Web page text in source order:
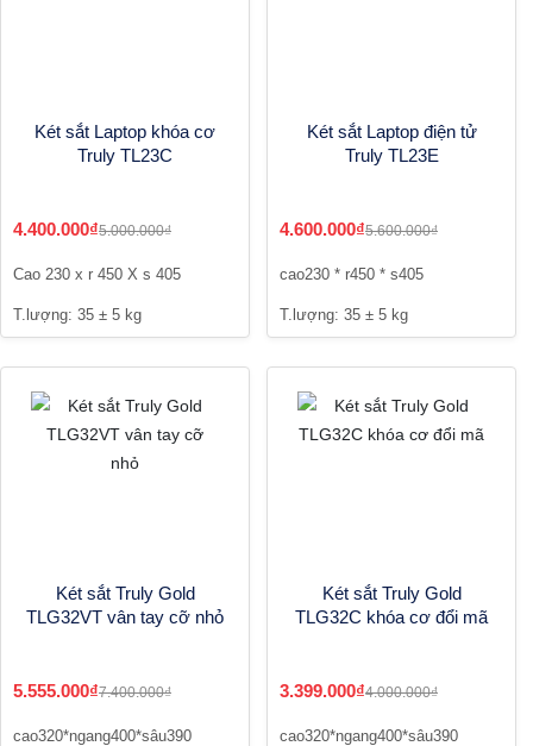
Két sắt Laptop khóa cơ
Truly TL23C
4.400.000₫5.000.000₫
Cao 230 x r 450 X s 405
T.lượng: 35 ± 5 kg
Két sắt Laptop điện tử
Truly TL23E
4.600.000₫5.600.000₫
cao230 * r450 * s405
T.lượng: 35 ± 5 kg
Két sắt Truly Gold
TLG32VT vân tay cỡ nhỏ
5.555.000₫7.400.000₫
cao320*ngang400*sâu390
Két sắt Truly Gold
TLG32C khóa cơ đổi mã
3.399.000₫4.000.000₫
cao320*ngang400*sâu390